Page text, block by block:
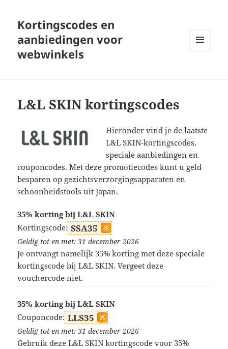
Kortingscodes en
aanbiedingen voor
webwinkels
L&L SKIN kortingscodes
Hieronder vind je de laatste
L&L SKIN-kortingscodes,
speciale aanbiedingen en
couponcodes. Met deze promotiecodes kunt u geld
besparen op gezichtsverzorgingsapparaten en
schoonheidstools uit Japan.
35% korting bij L&L SKIN
Kortingscode: SSA35
Geldig tot en met: 31 december 2026
Je ontvangt namelijk 35% korting met deze speciale
kortingscode bij L&L SKIN. Vergeet deze
vouchercode niet.
35% korting bij L&L SKIN
Couponcode: LLS35
Geldig tot en met: 31 december 2026
Gebruik deze L&L SKIN kortingscode voor 35%